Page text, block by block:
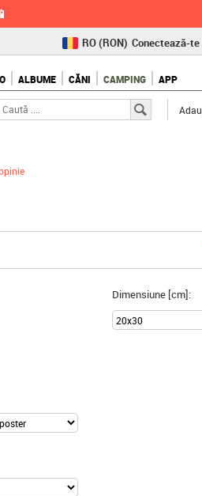
(KČ)
SK(€)
RO(RON) Conectează-te
ALBUME CĂNI CAMPING APP
Dimensiune [cm]: